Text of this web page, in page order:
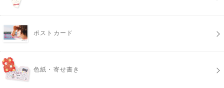
ポストカード
色紙・寄せ書き